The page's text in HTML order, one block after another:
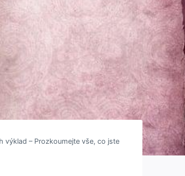
výklad – Prozkoumejte vše, co jste